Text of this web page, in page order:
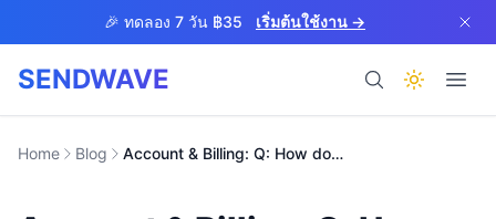
Skip to main content🎉 ทดลอง 7 วัน ฿35 เริ่มต้นใช้งาน →
SENDWAVE
ผลิตภัณฑ์
Home Blog Account & Billing: Q: How do I update my billing information?